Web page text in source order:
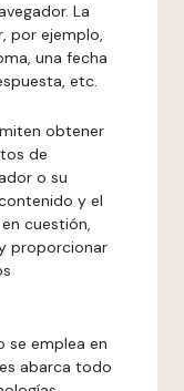
La
por ejemplo,
una fecha
etc.
obtener
de
o su
y el
cuestión,
proporcionar
se emplea en
abarca todo